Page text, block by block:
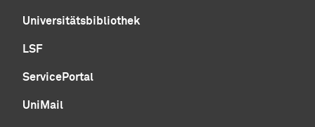
Universitätsbibliothek
LSF
ServicePortal
UniMail